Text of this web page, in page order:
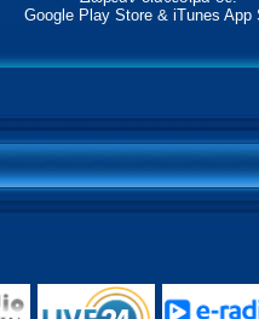
Google Play Store & iTunes App